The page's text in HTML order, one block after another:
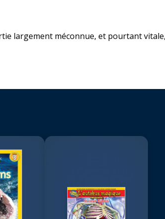
largement méconnue, et pourtant